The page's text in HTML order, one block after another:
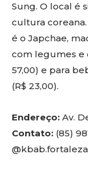
Sung. O local é
cultura
é o Japchae,
com legumes e
57,00) e para
(R$ 23,00).
Endereço: Av.
Contato: (85)
@kbab.fortaleza